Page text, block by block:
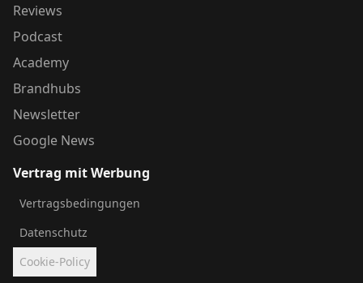
Reviews
Podcast
Academy
Brandhubs
Newsletter
Google News
Vertrag mit Werbung
Vertragsbedingungen
Datenschutz
Cookie-Policy